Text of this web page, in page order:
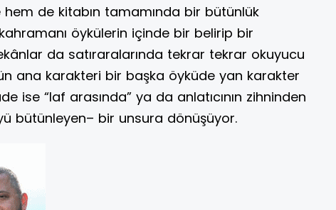
de kitabın tamamında bir bütünlük
öykülerin içinde bir belirip bir
da satıraralarında tekrar tekrar okuyucu
ana karakteri bir başka öyküde yan karakter
ise “laf arasında” ya da anlatıcının zihninden
bütünleyen– bir unsura dönüşüyor.